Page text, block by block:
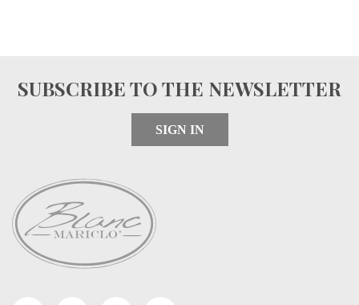
SUBSCRIBE TO THE NEWSLETTER
SIGN IN